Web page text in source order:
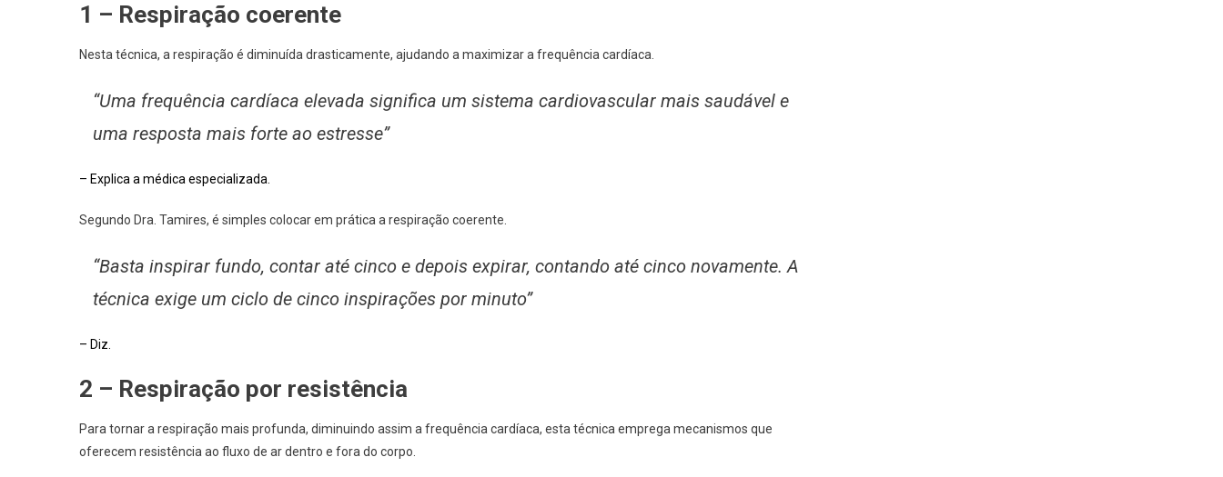
1 – Respiração coerente
Nesta técnica, a respiração é diminuída drasticamente, ajudando a maximizar a frequência cardíaca.
“Uma frequência cardíaca elevada significa um sistema cardiovascular mais saudável e
uma resposta mais forte ao estresse”
– Explica a médica especializada.
Segundo Dra. Tamires, é simples colocar em prática a respiração coerente.
“Basta inspirar fundo, contar até cinco e depois expirar, contando até cinco novamente. A
técnica exige um ciclo de cinco inspirações por minuto”
– Diz.
2 – Respiração por resistência
Para tornar a respiração mais profunda, diminuindo assim a frequência cardíaca, esta técnica emprega mecanismos que
oferecem resistência ao fluxo de ar dentro e fora do corpo.